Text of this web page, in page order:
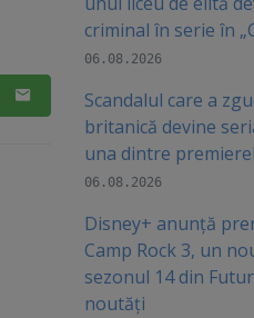
criminal în serie în
06.08.2026
Scandalul care a
britanică devine
una dintre
06.08.2026
Disney+ anunță
Camp Rock 3, un
sezonul 14 din
noutăți